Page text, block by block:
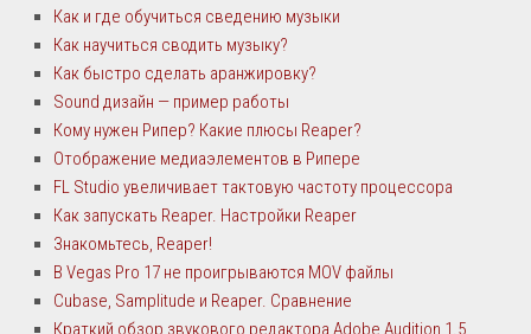
Как и где обучиться сведению музыки
Как научиться сводить музыку?
Как быстро сделать аранжировку?
Sound дизайн — пример работы
Кому нужен Рипер? Какие плюсы Reaper?
Отображение медиаэлементов в Рипере
FL Studio увеличивает тактовую частоту процессора
Как запускать Reaper. Настройки Reaper
Знакомьтесь, Reaper!
В Vegas Pro 17 не проигрываются MOV файлы
Cubase, Samplitude и Reaper. Сравнение
Краткий обзор звукового редактора Adobe Audition 1.5